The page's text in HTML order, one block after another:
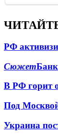
РФ
Сюжет
В РФ горит
Под
Украина